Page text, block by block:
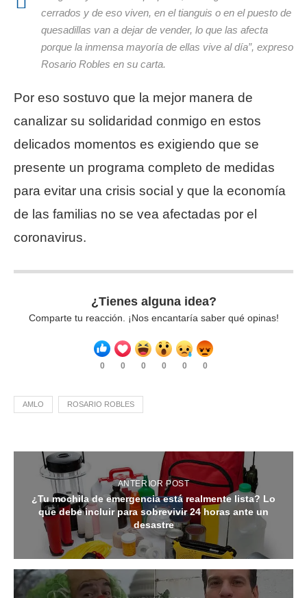
cerrados y de eso viven, en el tianguis o en el puesto de
quesadillas van a dejar de vender, lo que las afecta
porque la inmensa mayoría de ellas vive al día”, expreso
Rosario Robles en su carta.
Por eso sostuvo que la mejor manera de
canalizar su solidaridad conmigo en estos
delicados momentos es exigiendo que se
presente un programa completo de medidas
para evitar una crisis social y que la economía
de las familias no se vea afectadas por el
coronavirus.
¿Tienes alguna idea?
Comparte tu reacción. ¡Nos encantaría saber qué opinas!
0 0 0 0 0 0
AMLO ROSARIO ROBLES
ANTERIOR POST
¿Tu mochila de emergencia está realmente lista? Lo
que debe incluir para sobrevivir 24 horas ante un
desastre